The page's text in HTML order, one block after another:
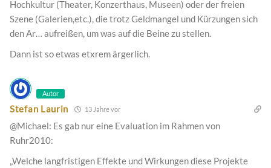
Hochkultur (Theater, Konzerthaus, Museen) oder der freien
Szene (Galerien,etc.), die trotz Geldmangel und Kürzungen sich
den Ar… aufreißen, um was auf die Beine zu stellen.
Dann ist so etwas etxrem ärgerlich.
Autor
Stefan Laurin 13 Jahre vor
@Michael: Es gab nur eine Evaluation im Rahmen von
Ruhr2010:
„Welche langfristigen Effekte und Wirkungen diese Projekte